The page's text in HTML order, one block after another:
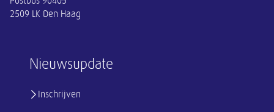
Nieuwsupdate
Inschrijven
2509 LK Den Haag